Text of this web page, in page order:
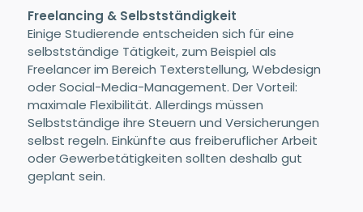
Freelancing & Selbstständigkeit
Einige Studierende entscheiden sich für eine
selbstständige Tätigkeit, zum Beispiel als
Freelancer im Bereich Texterstellung, Webdesign
oder Social-Media-Management. Der Vorteil:
maximale Flexibilität. Allerdings müssen
Selbstständige ihre Steuern und Versicherungen
selbst regeln. Einkünfte aus freiberuflicher Arbeit
oder Gewerbetätigkeiten sollten deshalb gut
geplant sein.